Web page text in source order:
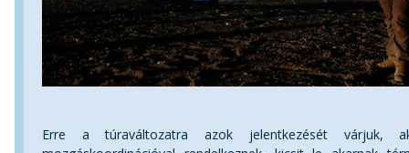
Erre a túraváltozatra azok jelentkezését várjuk,